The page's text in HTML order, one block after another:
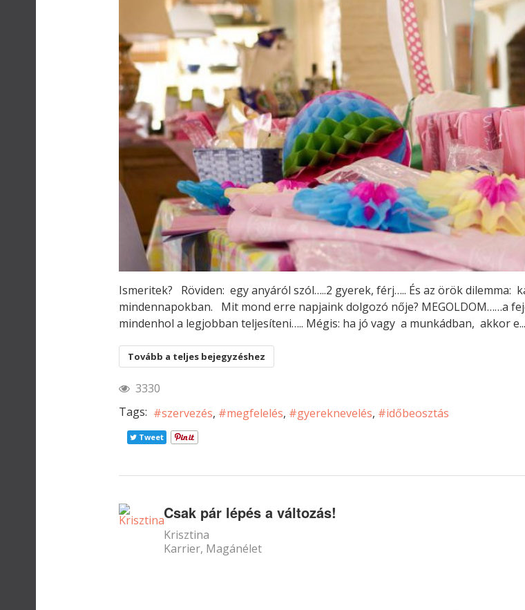
Ismeritek? Röviden: egy anyáról szól…..2 gyerek, férj….. És az örök dilemma:
mindennapokban. Mit mond erre napjaink dolgozó nője? MEGOLDOM……a
mindenhol a legjobban teljesíteni….. Mégis: ha jó vagy a munkádban, akkor e...
Tovább a teljes bejegyzéshez
3330
Tags:
szervezés megfelelés gyereknevelés időbeosztás
Tweet
Csak pár lépés a változás!
Krisztina
Karrier Magánélet